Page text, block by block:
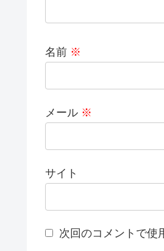
名前 ※
メール ※
サイト
次回のコメントで使